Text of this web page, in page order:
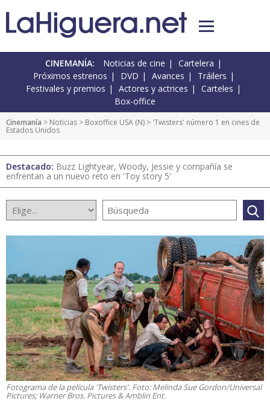
CINEMANÍA: Noticias de cine
Cartelera
Próximos estrenos
DVD Avances
Tráilers
Festivales y premios
Actores y actrices
Carteles
Box-office
Cinemanía > Noticias > Boxoffice USA (N) > 'Twisters' número 1 en cines de
Estados Unidos
Destacado: Buzz Lightyear, Woody, Jessie y compañía se
enfrentan a un nuevo reto en 'Toy story 5'
Fotograma de la película 'Twisters'. Foto: Melinda Sue Gordon/Universal
Pictures; Warner Bros. Pictures & Amblin Ent.